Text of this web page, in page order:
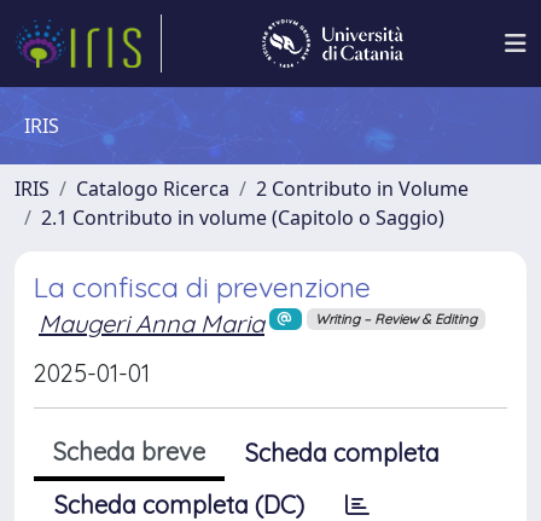
IRIS
IRIS Catalogo Ricerca
2 Contributo in Volume
2.1 Contributo in volume (Capitolo o Saggio)
La confisca di prevenzione
Maugeri Anna Maria Writing – Review & Editing
2025-01-01
Scheda breve
Scheda completa
Scheda completa (DC)